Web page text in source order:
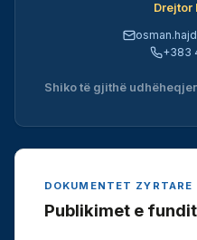
Drejtor
+383
Shiko të gjithë
DOKUMENTET ZYRTARE
Publikimet e fundit